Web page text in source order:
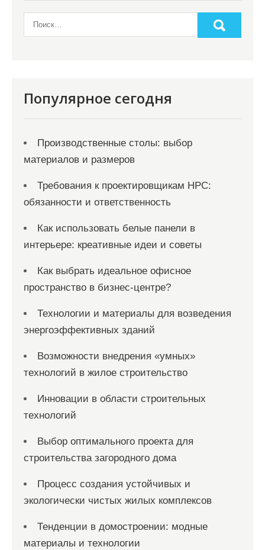
Популярное сегодня
Производственные столы: выбор
материалов и размеров
Требования к проектировщикам НРС:
обязанности и ответственность
Как использовать белые панели в
интерьере: креативные идеи и советы
Как выбрать идеальное офисное
пространство в бизнес-центре?
Технологии и материалы для возведения
энергоэффективных зданий
Возможности внедрения «умных»
технологий в жилое строительство
Инновации в области строительных
технологий
Выбор оптимального проекта для
строительства загородного дома
Процесс создания устойчивых и
экологически чистых жилых комплексов
Тенденции в домостроении: модные
материалы и технологии